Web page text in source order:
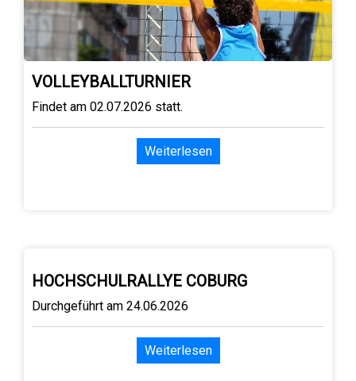
VOLLEYBALLTURNIER
Findet am 02.07.2026 statt.
Weiterlesen
HOCHSCHULRALLYE COBURG
Durchgeführt am 24.06.2026
Weiterlesen